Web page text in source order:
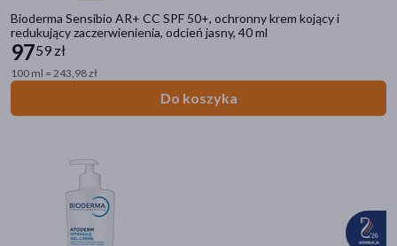
Bioderma Sensibio AR+ CC SPF 50+, ochronny krem kojący i
redukujący zaczerwienienia, odcień jasny, 40 ml
9759 zł
100 ml = 243,98 zł
Do koszyka
na noc(110)
Rodzaj włosów
suche(4)
normalne(1)
Rodzaj skóry